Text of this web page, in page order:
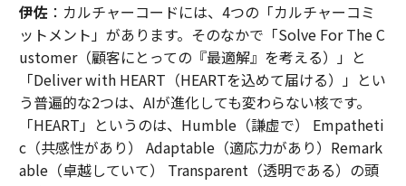
伊佐：カルチャーコードには、4つの「カルチャーコミ
ットメント」があります。そのなかで「Solve For The C
ustomer（顧客にとっての『最適解』を考える）」と
「Deliver with HEART（HEARTを込めて届ける）」とい
う普遍的な2つは、AIが進化しても変わらない核です。
「HEART」というのは、Humble（謙虚で） Empatheti
c（共感性があり） Adaptable（適応力があり）Remark
able（卓越していて） Transparent（透明である）の頭